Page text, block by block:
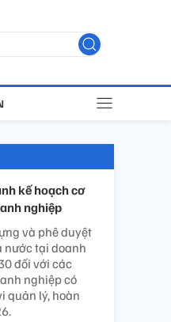
kế hoạch cơ
nghiệp
và phê duyệt
nước tại doanh
đối với các
nghiệp có
quản lý, hoàn